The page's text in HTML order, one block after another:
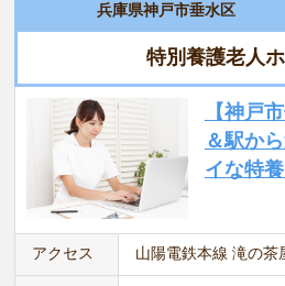
兵庫県神戸市垂水区
特別養護老人
【神戸
＆駅か
イな特
アクセス 山陽電鉄本線 滝の茶